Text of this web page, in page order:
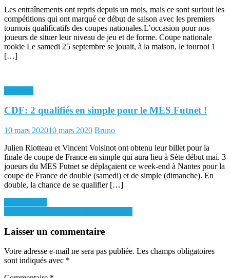
Les entraînements ont repris depuis un mois, mais ce sont surtout les
compétitions qui ont marqué ce début de saison avec les premiers
tournois qualificatifs des coupes nationales.L’occasion pour nos
joueurs de situer leur niveau de jeu et de forme. Coupe nationale
rookie Le samedi 25 septembre se jouait, à la maison, le tournoi 1
[…]
CDF: 2 qualifiés en simple pour le MES Futnet !
Posted
10 mars 202010 mars 2020 Author
Bruno
Julien Riotteau et Vincent Voisinot ont obtenu leur billet pour la
finale de coupe de France en simple qui aura lieu à Sète début mai. 3
joueurs du MES Futnet se déplaçaient ce week-end à Nantes pour la
coupe de France de double (samedi) et de simple (dimanche). En
double, la chance de se qualifier […]
Navigation
de
l’article
Laisser un commentaire
Votre adresse e-mail ne sera pas publiée. Les champs obligatoires
sont indiqués avec *